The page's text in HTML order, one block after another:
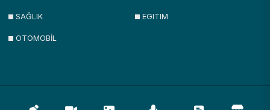
SAĞLIK EGITIM
OTOMOBİL